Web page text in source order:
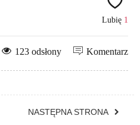
Lubię 1
Komentarz
123 odsłony
NASTĘPNA STRONA